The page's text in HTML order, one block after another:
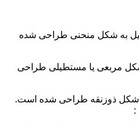
به شکل منحنی طراحی شده
مربعی یا مستطیلی طراحی
: